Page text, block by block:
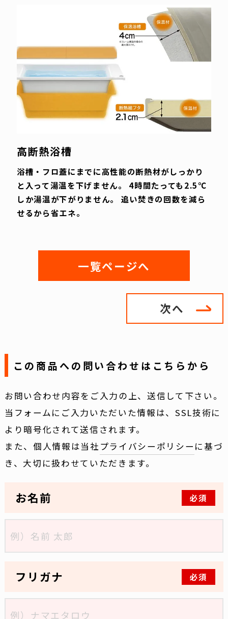
高断熱浴槽
浴槽・フロ蓋にまでに高性能の断熱材がしっかり
と入って湯温を下げません。 4時間たっても2.5℃
しか湯温が下がりません。 追い焚きの回数を減ら
せるから省エネ。
一覧ページへ
次へ
この商品への問い合わせはこちらから
お問い合わせ内容をご入力の上、送信して下さい。
当フォームにご入力いただいた情報は、SSL技術に
より暗号化されて送信されます。
また、個人情報は当社 プライバシーポリシー に基づ
き、大切に扱わせていただきます。
お名前 必須
フリガナ 必須